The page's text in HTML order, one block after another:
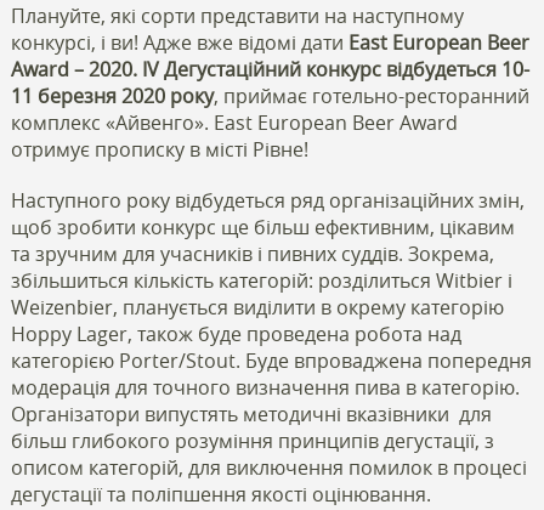
Плануйте, які сорти представити на наступному
конкурсі, і ви! Адже вже відомі дати East European Beer
Award – 2020. IV Дегустаційний конкурс відбудеться 10-
11 березня 2020 року, приймає готельно-ресторанний
комплекс «Айвенго». East European Beer Award
отримує прописку в місті Рівне!
Наступного року відбудеться ряд організаційних змін,
щоб зробити конкурс ще більш ефективним, цікавим
та зручним для учасників і пивних суддів. Зокрема,
збільшиться кількість категорій: розділиться Witbier і
Weizenbier, планується виділити в окрему категорію
Hoppy Lager, також буде проведена робота над
категорією Porter/Stout. Буде впроваджена попередня
модерація для точного визначення пива в категорію.
Організатори випустять методичні вказівники для
більш глибокого розуміння принципів дегустації, з
описом категорій, для виключення помилок в процесі
дегустації та поліпшення якості оцінювання.